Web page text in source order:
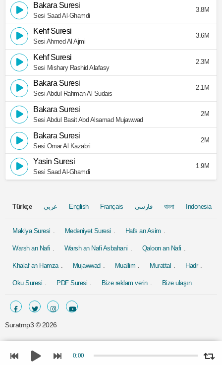
Bakara Suresi
Sesi Saad Al-Ghamdi
3.8M
Kehf Suresi
Sesi Ahmed Al Ajmi
3.6M
Kehf Suresi
Sesi Mishary Rashid Alafasy
2.3M
Bakara Suresi
Sesi Abdul Rahman Al Sudais
2.1M
Bakara Suresi
Sesi Abdul Basit Abd Alsamad Mujawwad
2M
Bakara Suresi
Sesi Omar Al Kazabri
2M
Yasin Suresi
Sesi Saad Al-Ghamdi
1.9M
Türkçe عربي English Français فارسی বাংলা Indonesia
Makiya Suresi Medeniyet Suresi Hafs an Asim
Warsh an Nafi Warsh an Nafi Asbahani Qaloon an Nafi
Khalaf an Hamza Mujawwad Muallim Murattal Hadr
Oku Suresi PDF Suresi Bize reklam verin Bize ulaşın
Suratmp3 © 2026
0:00